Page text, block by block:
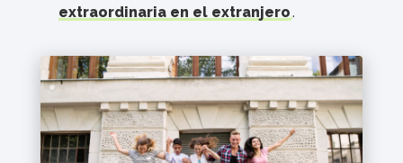
extraordinaria en el extranjero.